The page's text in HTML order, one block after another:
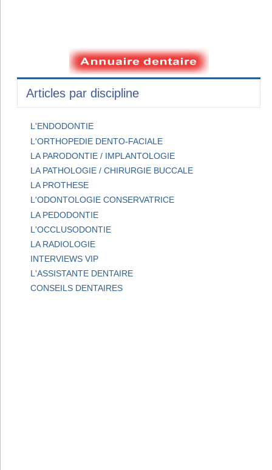
Articles par discipline
L'ENDODONTIE
L'ORTHOPEDIE DENTO-FACIALE
LA PARODONTIE / IMPLANTOLOGIE
LA PATHOLOGIE / CHIRURGIE BUCCALE
LA PROTHESE
L'ODONTOLOGIE CONSERVATRICE
LA PEDODONTIE
L'OCCLUSODONTIE
LA RADIOLOGIE
INTERVIEWS VIP
L'ASSISTANTE DENTAIRE
CONSEILS DENTAIRES